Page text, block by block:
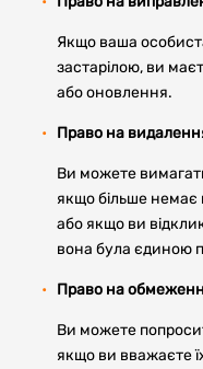
Якщо ваша
застарілою, ви
або оновлення.
Право на
Ви можете
якщо більше немає
або якщо ви
вона була єдиною
Право на
Ви можете
якщо ви вважаєте